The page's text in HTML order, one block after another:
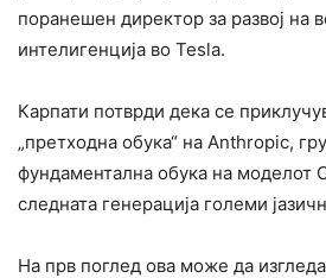
поранешен директор за развој на
интелигенција во Tesla.
Карпати потврди дека се
„претходна обука“ на Anthropic,
фундаментална обука на моделот
следната генерација големи
На прв поглед ова може да